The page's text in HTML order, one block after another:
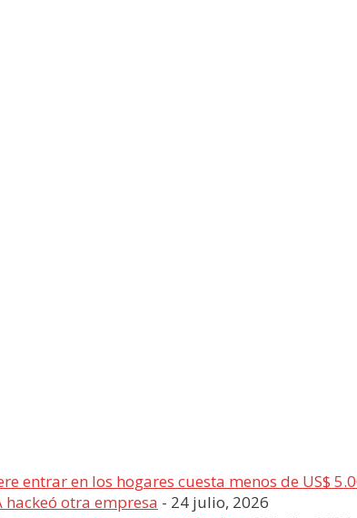
entrar en los hogares cuesta menos de US$
otra empresa - 24 julio, 2026